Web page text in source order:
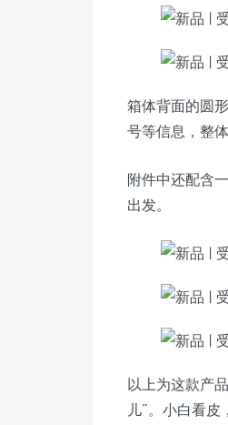
箱体背面的圆
号等信息，整
附件中还配含
出发。
以上为这款产
儿”。小白看